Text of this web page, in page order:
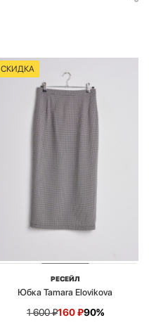
СКИДКА
РЕСЕЙЛ
Юбка Tamara Elovikova
1 600₽160₽90%